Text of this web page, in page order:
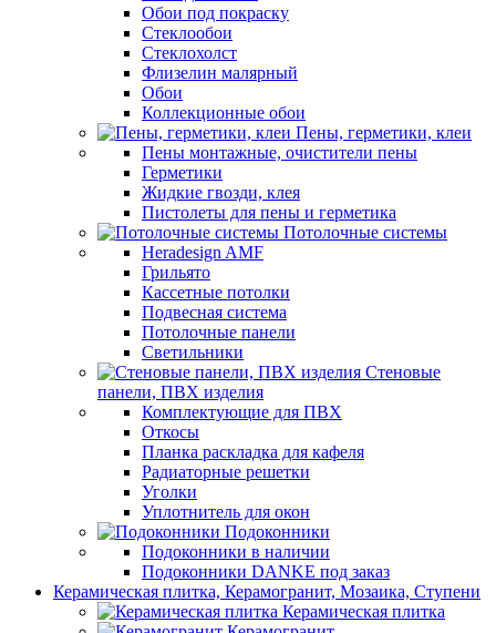
Обои под покраску
Стеклообои
Стеклохолст
Флизелин малярный
Обои
Коллекционные обои
Пены, герметики, клеи
Пены монтажные, очистители пены
Герметики
Жидкие гвозди, клея
Пистолеты для пены и герметика
Потолочные системы
Heradesign AMF
Грильято
Кассетные потолки
Подвесная система
Потолочные панели
Светильники
Стеновые
панели, ПВХ изделия
Комплектующие для ПВХ
Откосы
Планка раскладка для кафеля
Радиаторные решетки
Уголки
Уплотнитель для окон
Подоконники
Подоконники в наличии
Подоконники DANKE под заказ
Керамическая плитка, Керамогранит, Мозаика, Ступени
Керамическая плитка